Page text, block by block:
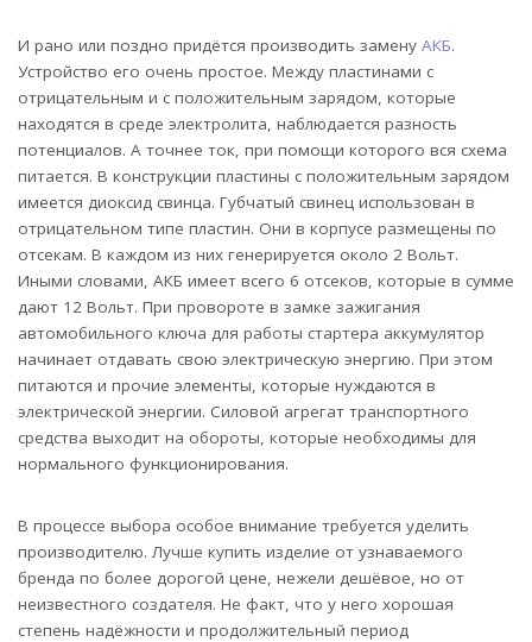
И рано или поздно придётся производить замену АКБ.
Устройство его очень простое. Между пластинами с
отрицательным и с положительным зарядом, которые
находятся в среде электролита, наблюдается разность
потенциалов. А точнее ток, при помощи которого вся схема
питается. В конструкции пластины с положительным зарядом
имеется диоксид свинца. Губчатый свинец использован в
отрицательном типе пластин. Они в корпусе размещены по
отсекам. В каждом из них генерируется около 2 Вольт.
Иными словами, АКБ имеет всего 6 отсеков, которые в сумме
дают 12 Вольт. При провороте в замке зажигания
автомобильного ключа для работы стартера аккумулятор
начинает отдавать свою электрическую энергию. При этом
питаются и прочие элементы, которые нуждаются в
электрической энергии. Силовой агрегат транспортного
средства выходит на обороты, которые необходимы для
нормального функционирования.
В процессе выбора особое внимание требуется уделить
производителю. Лучше купить изделие от узнаваемого
бренда по более дорогой цене, нежели дешёвое, но от
неизвестного создателя. Не факт, что у него хорошая
степень надёжности и продолжительный период